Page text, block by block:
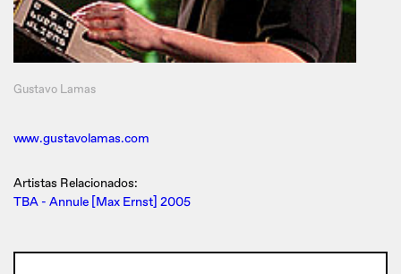
Gustavo Lamas
www.gustavolamas.com
Artistas Relacionados:
TBA - Annule [Max Ernst] 2005